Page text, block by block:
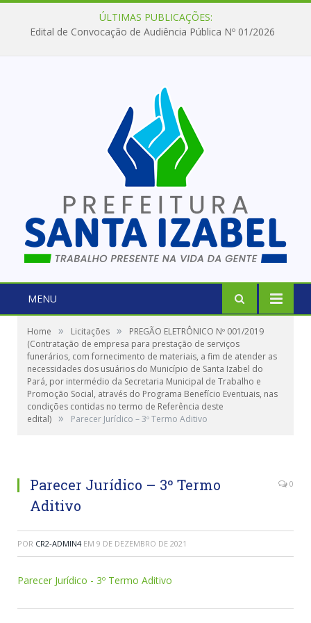
ÚLTIMAS PUBLICAÇÕES:
Edital de Convocação de Audiência Pública Nº 01/2026
MENU
Home » Licitações »
PREGÃO ELETRÔNICO Nº 001/2019
(Contratação de empresa para prestação de serviços
funerários, com fornecimento de materiais, a fim de atender as
necessidades dos usuários do Município de Santa Izabel do
Pará, por intermédio da Secretaria Municipal de Trabalho e
Promoção Social, através do Programa Benefício Eventuais, nas
condições contidas no termo de Referência deste
edital) » Parecer Jurídico – 3º Termo Aditivo
Parecer Jurídico – 3º Termo
Aditivo
0
POR CR2-ADMIN4 EM 9 DE DEZEMBRO DE 2021
Parecer Jurídico - 3º Termo Aditivo